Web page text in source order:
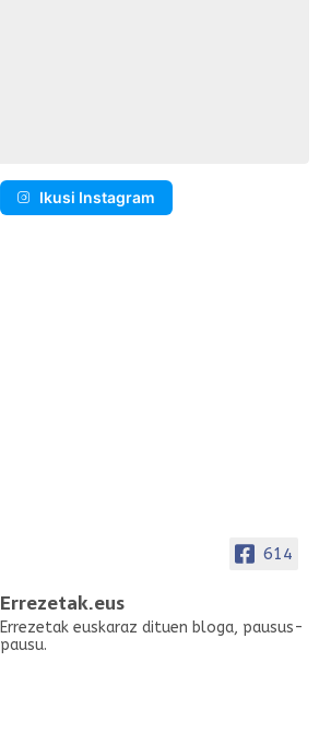
Ikusi Instagram
614
Errezetak.eus
Errezetak euskaraz dituen bloga, pausus-
pausu.